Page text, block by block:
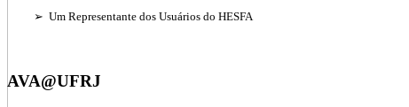
➢ Um Representante dos Usuários do HESFA
AVA@UFRJ